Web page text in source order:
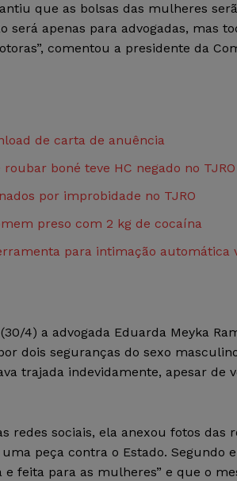
que as bolsas das mulheres
será apenas para advogadas, mas
comentou a presidente da
de carta de anuência
boné teve HC negado no TJRO
por improbidade no TJRO
preso com 2 kg de cocaína
para intimação automática
4) a advogada Eduarda Meyka
dois seguranças do sexo
trajada indevidamente, apesar de
redes sociais, ela anexou fotos das
peça contra o Estado. Segundo
e feita para as mulheres” e que o